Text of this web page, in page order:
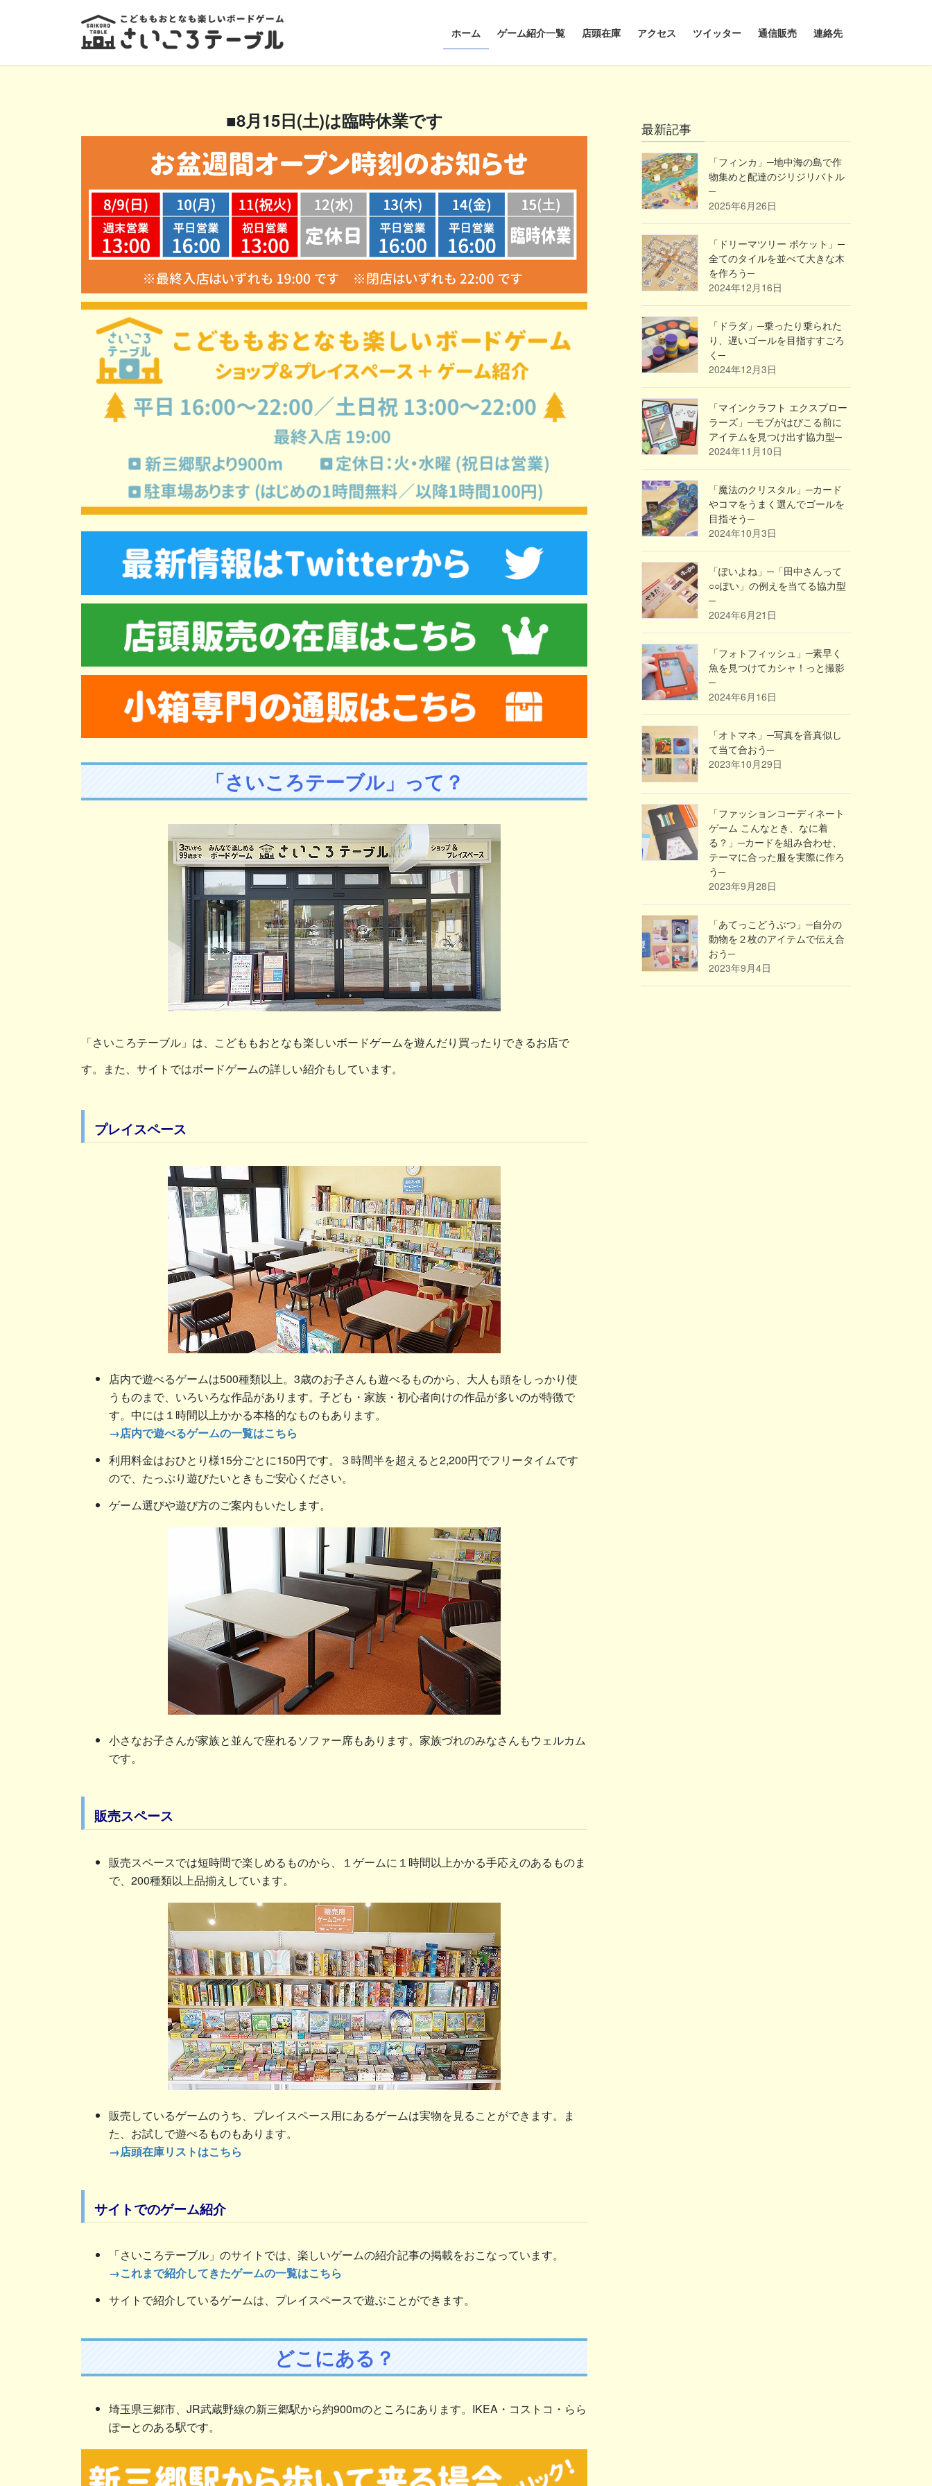
ホーム ゲーム紹介一覧 店頭在庫 アクセス ツイッター 通信販売 連絡先
■8月15日(土)は臨時休業です
「さいころテーブル」って？
「さいころテーブル」は、こどももおとなも楽しいボードゲームを遊んだり買ったりできるお店で
す。また、サイトではボードゲームの詳しい紹介もしています。
プレイスペース
店内で遊べるゲームは500種類以上。3歳のお子さんも遊べるものから、大人も頭をしっかり使
うものまで、いろいろな作品があります。子ども・家族・初心者向けの作品が多いのが特徴で
す。中には１時間以上かかる本格的なものもあります。
→店内で遊べるゲームの一覧はこちら
利用料金はおひとり様15分ごとに150円です。３時間半を超えると2,200円でフリータイムです
ので、たっぷり遊びたいときもご安心ください。
ゲーム選びや遊び方のご案内もいたします。
小さなお子さんが家族と並んで座れるソファー席もあります。家族づれのみなさんもウェルカム
です。
販売スペース
販売スペースでは短時間で楽しめるものから、１ゲームに１時間以上かかる手応えのあるものま
で、200種類以上品揃えしています。
販売しているゲームのうち、プレイスペース用にあるゲームは実物を見ることができます。ま
た、お試しで遊べるものもあります。
→店頭在庫リストはこちら
サイトでのゲーム紹介
「さいころテーブル」のサイトでは、楽しいゲームの紹介記事の掲載をおこなっています。
→これまで紹介してきたゲームの一覧はこちら
サイトで紹介しているゲームは、プレイスペースで遊ぶことができます。
どこにある？
埼玉県三郷市、JR武蔵野線の新三郷駅から約900mのところにあります。IKEA・コストコ・らら
ぽーとのある駅です。
最新記事
「フィンカ」─地中海の島で作
物集めと配達のジリジリバトル
─
2025年6月26日
「ドリーマツリー ポケット」─
全てのタイルを並べて大きな木
を作ろう─
2024年12月16日
「ドラダ」─乗ったり乗られた
り、遅いゴールを目指すすごろ
く─
2024年12月3日
「マインクラフト エクスプロー
ラーズ」─モブがはびこる前に
アイテムを見つけ出す協力型─
2024年11月10日
「魔法のクリスタル」─カード
やコマをうまく選んでゴールを
目指そう─
2024年10月3日
「ぽいよね」─「田中さんって
○○ぽい」の例えを当てる協力型
─
2024年6月21日
「フォトフィッシュ」─素早く
魚を見つけてカシャ！っと撮影
─
2024年6月16日
「オトマネ」─写真を音真似し
て当て合おう─
2023年10月29日
「ファッションコーディネート
ゲーム こんなとき、なに着
る？」─カードを組み合わせ、
テーマに合った服を実際に作ろ
う─
2023年9月28日
「あてっこどうぶつ」─自分の
動物を２枚のアイテムで伝え合
おう─
2023年9月4日